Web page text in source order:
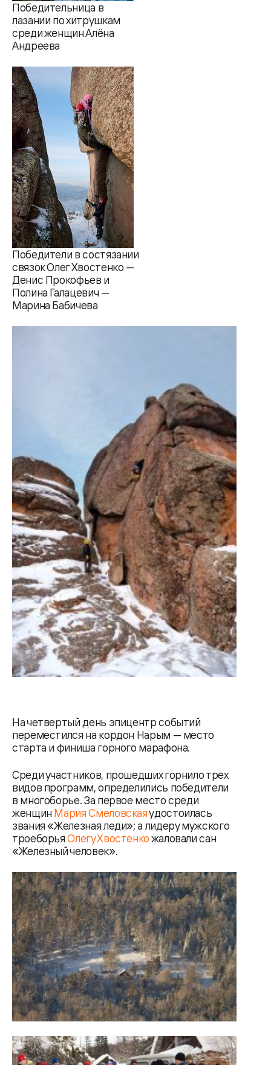
Победительница в
лазании по хитрушкам
среди женщин Алёна
Андреева
Победители в состязании
связок Олег Хвостенко —
Денис Прокофьев и
Полина Галацевич —
Марина Бабичева
На четвертый день эпицентр событий
переместился на кордон Нарым — место
старта и финиша горного марафона.
Среди участников, прошедших горнило трех
видов программ, определились победители
в многоборье. За первое место среди
женщин Мария Смеловскаяудостоилась
звания «Железная леди»; а лидеру мужского
троеборьяОлегу Хвостенкожаловали сан
«Железный человек».